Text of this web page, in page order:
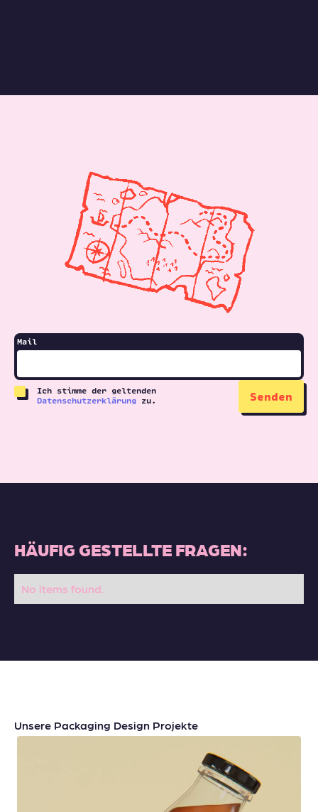
Mail
Ich stimme der geltenden
Datenschutzerklärung zu.
HÄUFIG GESTELLTE FRAGEN:
No items found.
Unsere Packaging Design Projekte